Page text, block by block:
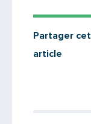
Partager cet
article